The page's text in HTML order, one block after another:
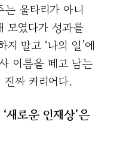
울타리가 아니
모였다가 성과를
말고 ‘나의 일’에
이름을 떼고 남는
짜 커리어다.
새로운 인재상’은